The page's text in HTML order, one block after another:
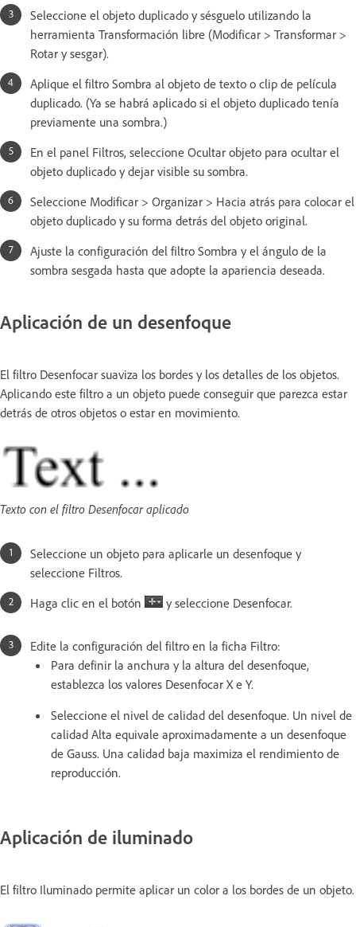
Seleccione el objeto duplicado y sésguelo utilizando la
herramienta Transformación libre (Modificar > Transformar >
Rotar y sesgar).
Aplique el filtro Sombra al objeto de texto o clip de película
duplicado. (Ya se habrá aplicado si el objeto duplicado tenía
previamente una sombra.)
En el panel Filtros, seleccione Ocultar objeto para ocultar el
objeto duplicado y dejar visible su sombra.
Seleccione Modificar > Organizar > Hacia atrás para colocar el
objeto duplicado y su forma detrás del objeto original.
Ajuste la configuración del filtro Sombra y el ángulo de la
sombra sesgada hasta que adopte la apariencia deseada.
Aplicación de un desenfoque
El filtro Desenfocar suaviza los bordes y los detalles de los objetos.
Aplicando este filtro a un objeto puede conseguir que parezca estar
detrás de otros objetos o estar en movimiento.
Texto con el filtro Desenfocar aplicado
Seleccione un objeto para aplicarle un desenfoque y
seleccione Filtros.
Haga clic en el botón
y seleccione Desenfocar.
Edite la configuración del filtro en la ficha Filtro:
Para definir la anchura y la altura del desenfoque,
establezca los valores Desenfocar X e Y.
Seleccione el nivel de calidad del desenfoque. Un nivel de
calidad Alta equivale aproximadamente a un desenfoque
de Gauss. Una calidad baja maximiza el rendimiento de
reproducción.
Aplicación de iluminado
El filtro Iluminado permite aplicar un color a los bordes de un objeto.